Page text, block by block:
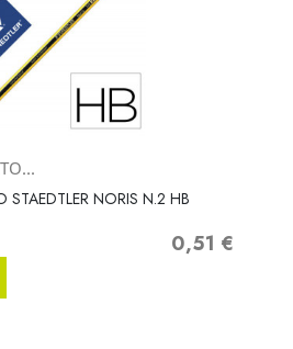
Vista rápida
STAEDTLER NORIS N.2 HB
Precio
0,51 €